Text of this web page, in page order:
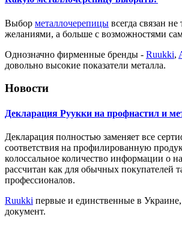
Выбор металлочерепицы всегда связан не
желаниями, а больше с возможностями
Однозначно фирменные бренды - Ruukki,
довольно высокие показатели металла.
Новости
Декларация Руукки на профнастил и
Декларация полностью заменяет все
соответствия на профилированную
колоссальное количество информации о
рассчитан как для обычных покупателей
профессионалов.
Ruukki первые и единственные в
документ.